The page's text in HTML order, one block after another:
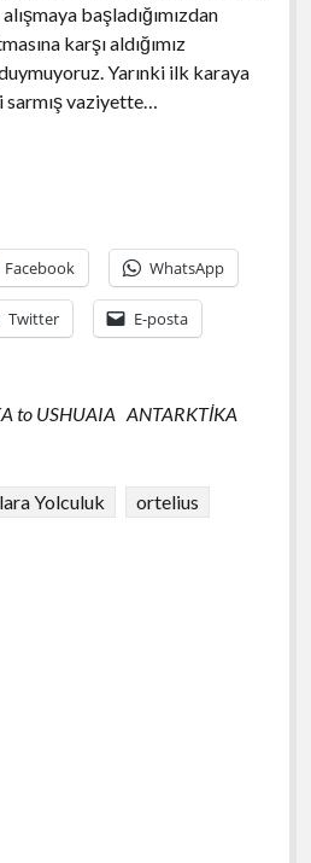
başladığımızdan
karşı aldığımız
Yarınki ilk karaya
sarmış vaziyette…
Facebook WhatsApp
Twitter E-posta
to USHUAIA ANTARKTİKA
Yolculuk ortelius